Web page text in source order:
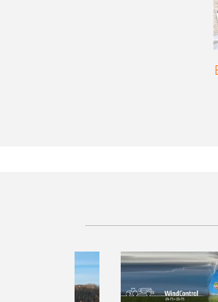
Robuster
Serienmäßige
wird Kraftstoff
präzise gestreut
bestmögliche